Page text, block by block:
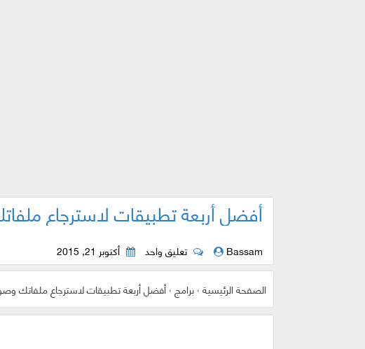
Bassam تعليق واحد أكتوبر 21, 2015
الصفحة الرئيسية›برامج›أفضل أربعة تطبيقات لاسترجاع ملفاتك